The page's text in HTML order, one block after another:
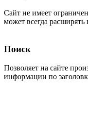
Сайт не имеет
может всегда расширять
Поиск
Позволяет на сайте
информации по